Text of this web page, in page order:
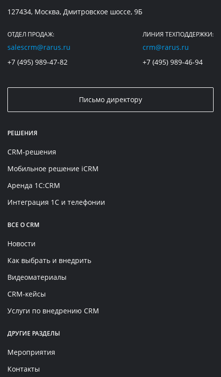
127434, Москва, Дмитровское шоссе, 9Б
ОТДЕЛ ПРОДАЖ:
salescrm@rarus.ru
+7 (495) 989-47-82
ЛИНИЯ ТЕХПОДДЕРЖКИ:
crm@rarus.ru
+7 (495) 989-46-94
Письмо директору
РЕШЕНИЯ
CRM-решения
Мобильное решение iCRM
Аренда 1C:CRM
Интеграция 1С и телефонии
ВСЕ О CRM
Новости
Как выбрать и внедрить
Видеоматериалы
CRM-кейсы
Услуги по внедрению CRM
ДРУГИЕ РАЗДЕЛЫ
Мероприятия
Контакты